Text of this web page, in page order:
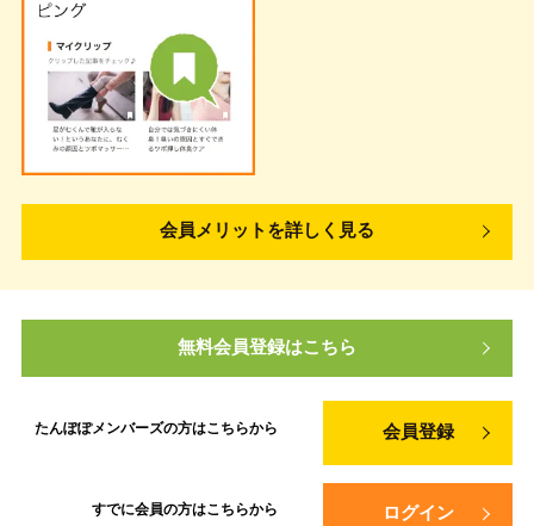
会員メリットを詳しく見る
無料会員登録はこちら
たんぽぽメンバーズの方はこちらから 会員登録
すでに会員の方はこちらから ログイン